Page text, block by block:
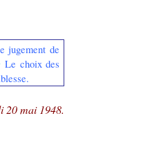
jugement de
Le choix des
20 mai 1948.